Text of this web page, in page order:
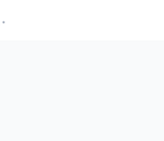
*